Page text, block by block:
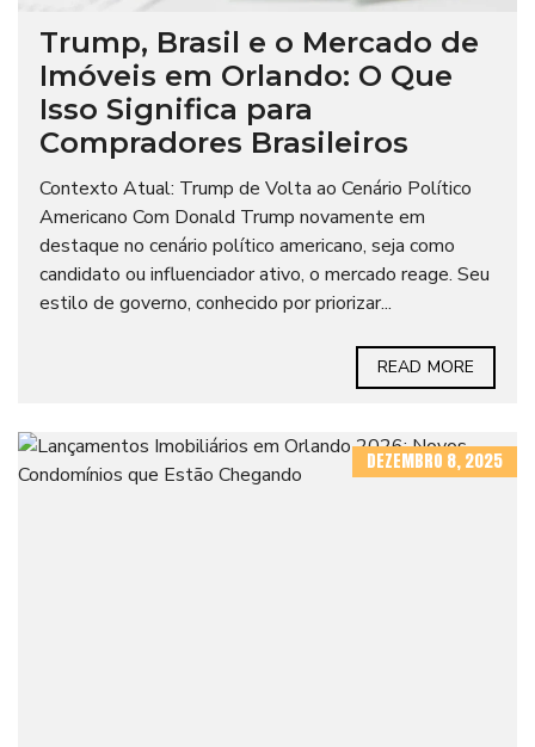
Trump, Brasil e o Mercado de
Imóveis em Orlando: O Que
Isso Significa para
Compradores Brasileiros
Contexto Atual: Trump de Volta ao Cenário Político
Americano Com Donald Trump novamente em
destaque no cenário político americano, seja como
candidato ou influenciador ativo, o mercado reage. Seu
estilo de governo, conhecido por priorizar...
READ MORE
DEZEMBRO 8, 2025